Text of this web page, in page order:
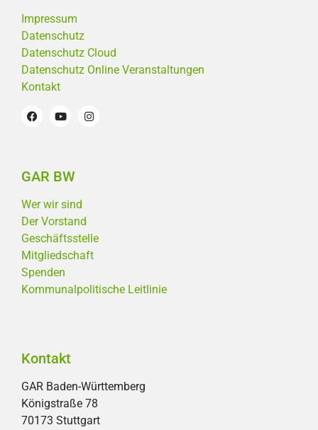
Impressum
Datenschutz
Datenschutz Cloud
Datenschutz Online Veranstaltungen
Kontakt
GAR BW
Wer wir sind
Der Vorstand
Geschäftsstelle
Mitgliedschaft
Spenden
Kommunalpolitische Leitlinie
Kontakt
GAR Baden-Württemberg
Königstraße 78
70173 Stuttgart